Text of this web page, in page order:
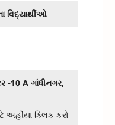
વિદ્યાર્થીઓ
-10 A ગાંધીનગર,
અહીંયા ક્લિક કરો